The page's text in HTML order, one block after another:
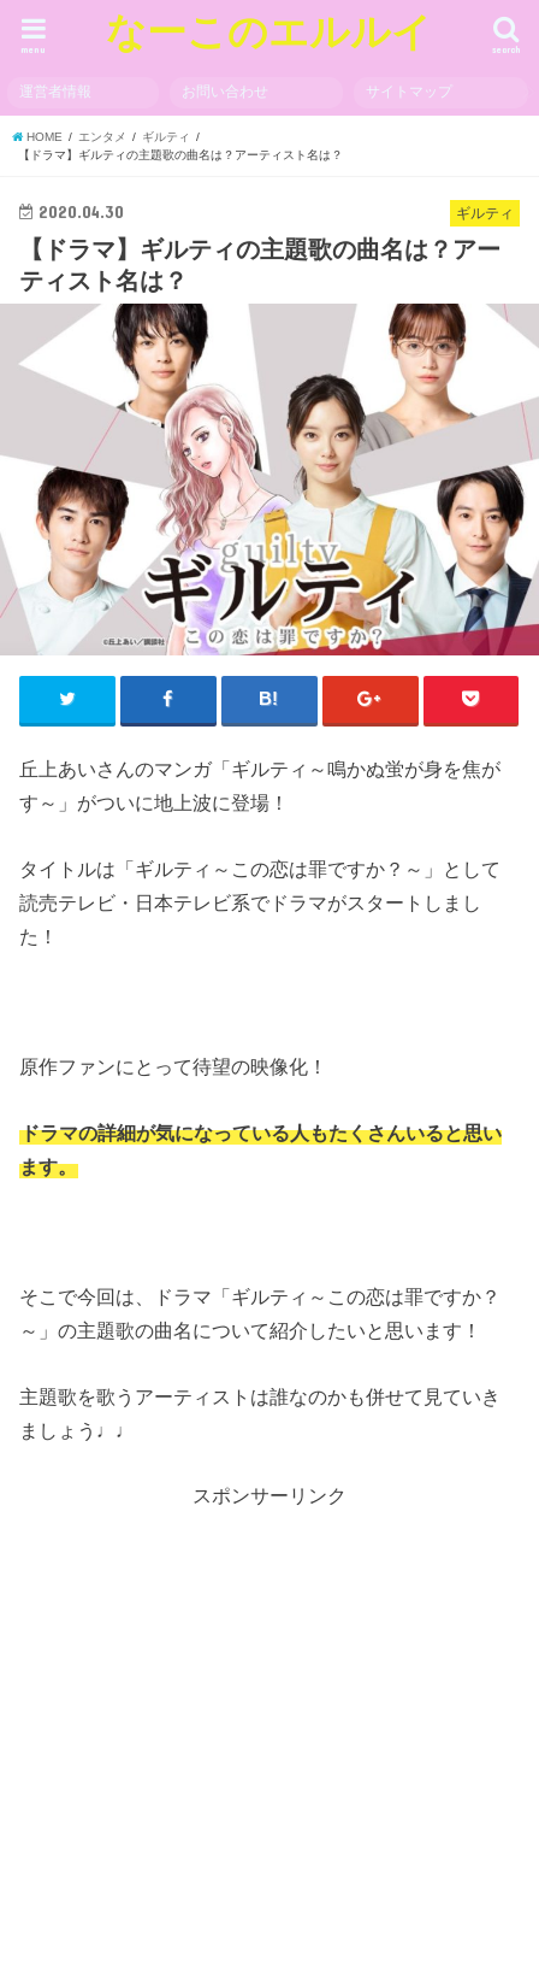
なーこのエルルイ search
menu
運営者情報 お問い合わせ サイトマップ
HOME エンタメ
ギルティ
​【ドラマ】ギルティの主題歌の曲名は？アーティスト名は？ ​
ギルティ
2020.04.30
​【ドラマ】ギルティの主題歌の曲名は？アー
ティスト名は？ ​
​丘上あいさんのマンガ「ギルティ～鳴かぬ蛍が身を焦が
す～」がついに地上波に登場！
タイトルは「ギルティ～この恋は罪ですか？～」として
読売テレビ・日本テレビ系でドラマがスタートしまし
た！
原作ファンにとって待望の映像化！
ドラマの詳細が気になっている人もたくさんいると思い
ます。
そこで今回は、ドラマ「ギルティ～この恋は罪ですか？
～」の主題歌の曲名について紹介したいと思います！
主題歌を歌うアーティストは誰なのかも併せて見ていき
ましょう♩♩
スポンサーリンク